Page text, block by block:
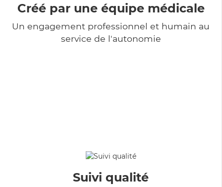
Créé par une équipe médicale
Un engagement professionnel et humain au
service de l'autonomie
Suivi qualité